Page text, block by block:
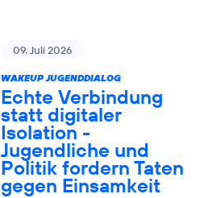
09. Juli 2026
WAKEUP JUGENDDIALOG
Echte Verbindung
statt digitaler
Isolation -
Jugendliche und
Politik fordern Taten
gegen Einsamkeit